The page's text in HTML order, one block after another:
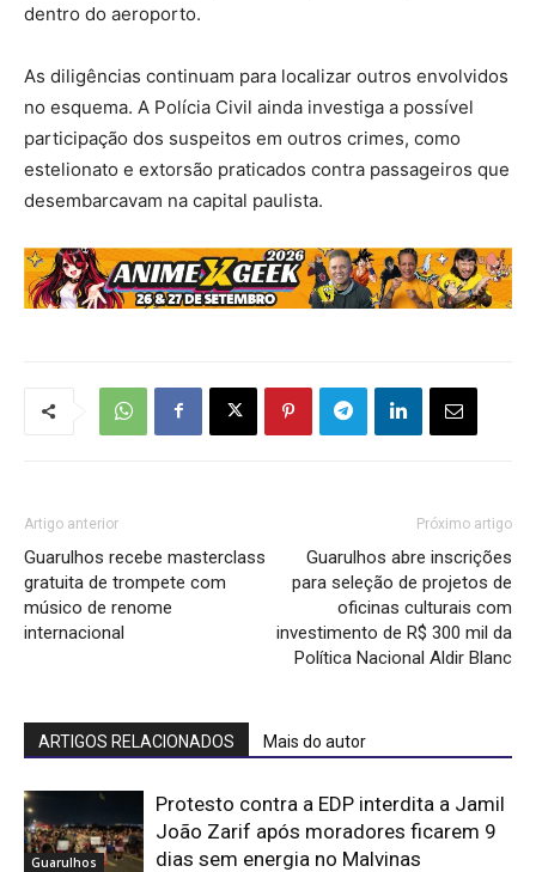
dentro do aeroporto.
As diligências continuam para localizar outros envolvidos
no esquema. A Polícia Civil ainda investiga a possível
participação dos suspeitos em outros crimes, como
estelionato e extorsão praticados contra passageiros que
desembarcavam na capital paulista.
Artigo anterior
Guarulhos recebe masterclass
gratuita de trompete com
músico de renome
internacional
Próximo artigo
Guarulhos abre inscrições
para seleção de projetos de
oficinas culturais com
investimento de R$ 300 mil da
Política Nacional Aldir Blanc
ARTIGOS RELACIONADOS Mais do autor
Guarulhos
Protesto contra a EDP interdita a Jamil
João Zarif após moradores ficarem 9
dias sem energia no Malvinas